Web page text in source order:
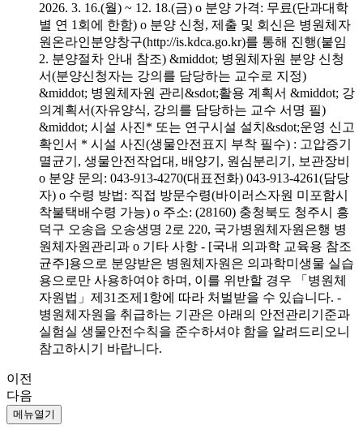
2026. 3. 16.(월) ~ 12. 18.(금) o 분양 가격: 무료(단과대학
별 연 1회에 한함) o 분양 신청, 제출 및 회신은 병원체자
원온라인분양창구(http://is.kdca.go.kr)를 통해 진행(붙임
2. 분양절차 안내 참조) &middot; 병원체자원 분양 신청
서(분양신청자는 강의를 담당하는 교수로 지정)
&middot; 병원체자원 관리&sdot;활용 계획서 &middot; 강
의계획서(자유양식, 강의를 담당하는 교수 서명 필)
&middot; 시설 사진* 또는 연구시설 설치&sdot;운영 신고
확인서 * 시설 사진(생물안전표지 부착 필수) : 고압증기
멸균기, 생물안전작업대, 배양기, 원심분리기, 보관장비
o 분양 문의: 043-913-4270(대표전화) 043-913-4261(담당
자) o 수령 방법: 직접 방문수령(바이러스자원 미포함시
착불택배수령 가능) o 주소: (28160) 충청북도 청주시 흥
덕구 오송읍 오송생명 2로 220, 국가병원체자원은행 병
원체자원관리과 o 기타 사항 - [국내 의과학 교육용 참조
균주]용으로 분양받은 병원체자원은 의과학미생물 실습
용으로만 사용하여야 하며, 이를 위반할 경우 「병원체
자원법」제31조제1항에 따라 처벌받을 수 있습니다. -
병원체자원을 취급하는 기관은 아래의 안전관리기준과
실험실 생물안전수칙을 준수하셔야 함을 알려드리오니
참고하시기 바랍니다.
이전
다음
메뉴열기